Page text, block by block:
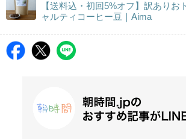
【送料込・初回5%オフ】訳ありお
ャルティコーヒー豆｜Aima